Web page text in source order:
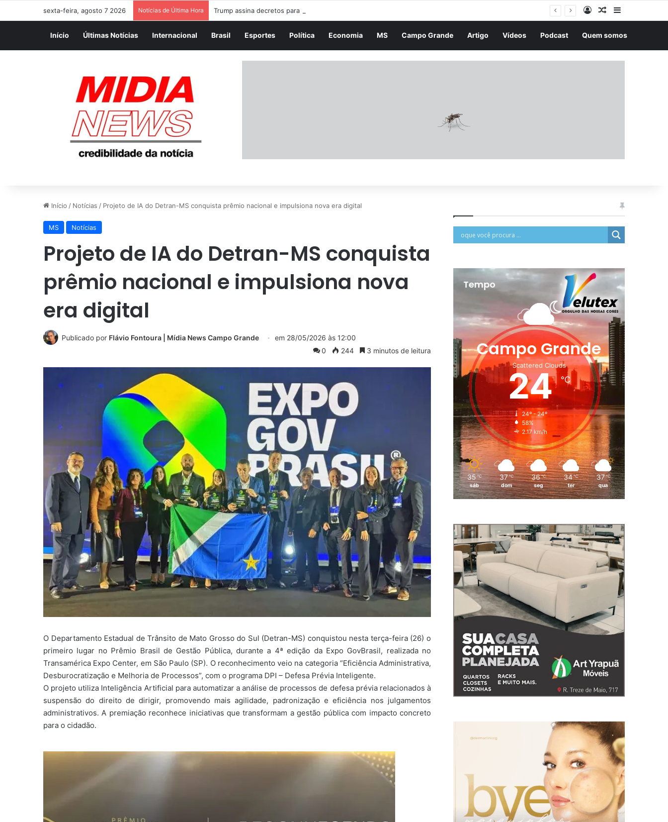
sexta-feira, agosto 7 2026 Notícias de Última Hora EntrarArtigo aleatório
Início Últimas Notícias Internacional Brasil Esportes Política Economia MS Campo Grande Artigo Vídeos Podcast Quem somos
Início / Notícias / Projeto de IA do Detran-MS conquista prêmio nacional e impulsiona nova era digital
MS Notícias
Projeto de IA do Detran-MS conquista
prêmio nacional e impulsiona nova
era digital
Publicado por Flávio Fontoura | Mídia News Campo Grande em 28/05/2026 às 12:00
0
244 3 minutos de leitura
O Departamento Estadual de Trânsito de Mato Grosso do Sul (Detran-MS) conquistou nesta terça-feira (26) o
primeiro lugar no Prêmio Brasil de Gestão Pública, durante a 4ª edição da Expo GovBrasil, realizada no
Transamérica Expo Center, em São Paulo (SP). O reconhecimento veio na categoria “Eficiência Administrativa,
Desburocratização e Melhoria de Processos”, com o programa DPI – Defesa Prévia Inteligente.
O projeto utiliza Inteligência Artificial para automatizar a análise de processos de defesa prévia relacionados à
suspensão do direito de dirigir, promovendo mais agilidade, padronização e eficiência nos julgamentos
administrativos. A premiação reconhece iniciativas que transformam a gestão pública com impacto concreto
para o cidadão.
Tempo
Campo Grande
Scattered Clouds
24℃
24º - 24º
58%
2.17 km/h
35 ℃
sáb
37 ℃
dom
36 ℃
seg
34 ℃
ter
37 ℃
qua